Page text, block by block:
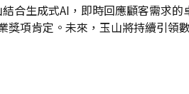
合生成式AI，即時回應顧客需求
項肯定。未來，玉山將持續引領